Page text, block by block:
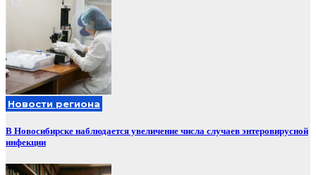
Новости региона
В Новосибирске наблюдается увеличение числа случаев энтеровирусной
инфекции